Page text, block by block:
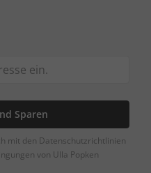
Sparen
mit den Datenschutzrichtlinien
von Ulla Popken